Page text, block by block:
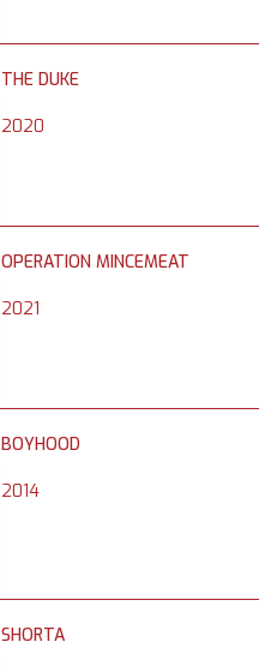
THE DUKE
2020
OPERATION MINCEMEAT
2021
BOYHOOD
2014
SHORTA